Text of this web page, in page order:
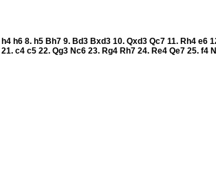
h4 h6 8. h5 Bh7 9. Bd3 Bxd3 10. Qxd3 Qc7 11. Rh4 e6
21. c4 c5 22. Qg3 Nc6 23. Rg4 Rh7 24. Re4 Qe7 25. f4